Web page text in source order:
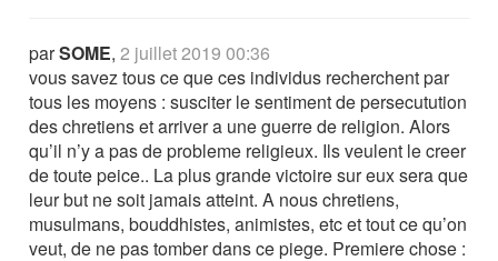
parSOME,2 juillet 2019 00:36
vous savez tous ce que ces individus recherchent par
tous les moyens : susciter le sentiment de persecutution
des chretiens et arriver a une guerre de religion. Alors
qu’il n’y a pas de probleme religieux. Ils veulent le creer
de toute peice.. La plus grande victoire sur eux sera que
leur but ne soit jamais atteint. A nous chretiens,
musulmans, bouddhistes, animistes, etc et tout ce qu’on
veut, de ne pas tomber dans ce piege. Premiere chose :